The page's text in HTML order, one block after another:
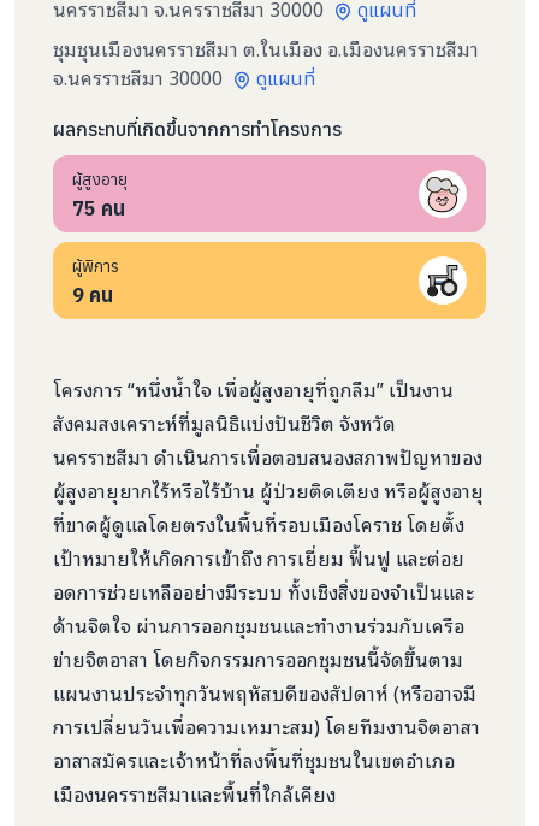
นครราชสีมา จ.นครราชสีมา 30000
ดูแผนที่
ชุมชุนเมืองนครราชสีมา ต.ในเมือง อ.เมืองนครราชสีมา
จ.นครราชสีมา 30000
ดูแผนที่
ผลกระทบที่เกิดขึ้นจากการทำโครงการ
ผู้สูงอายุ
75 คน
ผู้พิการ
9 คน
โครงการ “หนึ่งน้ำใจ เพื่อผู้สูงอายุที่ถูกลืม” เป็นงาน
สังคมสงเคราะห์ที่มูลนิธิแบ่งปันชีวิต จังหวัด
นครราชสีมา ดำเนินการเพื่อตอบสนองสภาพปัญหาของ
ผู้สูงอายุยากไร้หรือไร้บ้าน ผู้ป่วยติดเตียง หรือผู้สูงอายุ
ที่ขาดผู้ดูแลโดยตรงในพื้นที่รอบเมืองโคราช โดยตั้ง
เป้าหมายให้เกิดการเข้าถึง การเยี่ยม ฟื้นฟู และต่อย
อดการช่วยเหลืออย่างมีระบบ ทั้งเชิงสิ่งของจำเป็นและ
ด้านจิตใจ ผ่านการออกชุมชนและทำงานร่วมกับเครือ
ข่ายจิตอาสาโดยกิจกรรมการออกชุมชนนี้จัดขึ้นตาม
แผนงานประจำทุกวันพฤหัสบดีของสัปดาห์ (หรืออาจมี
การเปลี่ยนวันเพื่อความเหมาะสม) โดยทีมงานจิตอาสา
อาสาสมัครและเจ้าหน้าที่ลงพื้นที่ชุมชนในเขตอำเภอ
เมืองนครราชสีมาและพื้นที่ใกล้เคียง